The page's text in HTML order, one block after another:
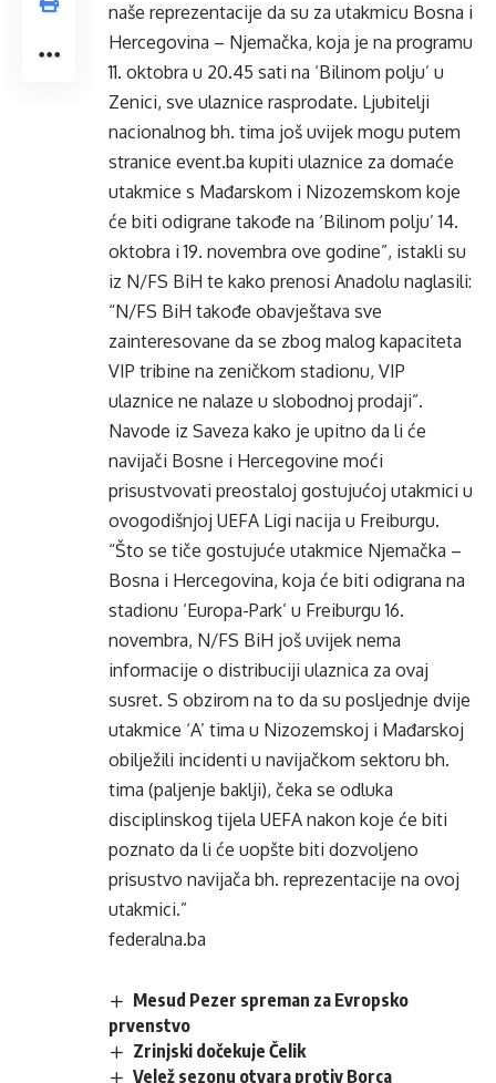
naše reprezentacije da su za utakmicu Bosna i
Hercegovina – Njemačka, koja je na programu
11. oktobra u 20.45 sati na ‘Bilinom polju’ u
Zenici, sve ulaznice rasprodate. Ljubitelji
nacionalnog bh. tima još uvijek mogu putem
stranice event.ba kupiti ulaznice za domaće
utakmice s Mađarskom i Nizozemskom koje
će biti odigrane takođe na ‘Bilinom polju’ 14.
oktobra i 19. novembra ove godine”, istakli su
iz N/FS BiH te kako prenosi Anadolu naglasili:
“N/FS BiH takođe obavještava sve
zainteresovane da se zbog malog kapaciteta
VIP tribine na zeničkom stadionu, VIP
ulaznice ne nalaze u slobodnoj prodaji”.
Navode iz Saveza kako je upitno da li će
navijači Bosne i Hercegovine moći
prisustvovati preostaloj gostujućoj utakmici u
ovogodišnjoj UEFA Ligi nacija u Freiburgu.
“Što se tiče gostujuće utakmice Njemačka –
Bosna i Hercegovina, koja će biti odigrana na
stadionu ‘Europa-Park’ u Freiburgu 16.
novembra, N/FS BiH još uvijek nema
informacije o distribuciji ulaznica za ovaj
susret. S obzirom na to da su posljednje dvije
utakmice ‘A’ tima u Nizozemskoj i Mađarskoj
obilježili incidenti u navijačkom sektoru bh.
tima (paljenje baklji), čeka se odluka
disciplinskog tijela UEFA nakon koje će biti
poznato da li će uopšte biti dozvoljeno
prisustvo navijača bh. reprezentacije na ovoj
utakmici.”
federalna.ba
Mesud Pezer spreman za Evropsko
prvenstvo
Zrinjski dočekuje Čelik
Velež sezonu otvara protiv Borca